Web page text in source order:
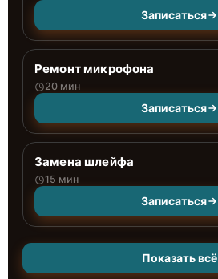
Записаться
Ремонт микрофона
20 мин
Записаться
Замена шлейфа
15 мин
Записаться
Показать всё